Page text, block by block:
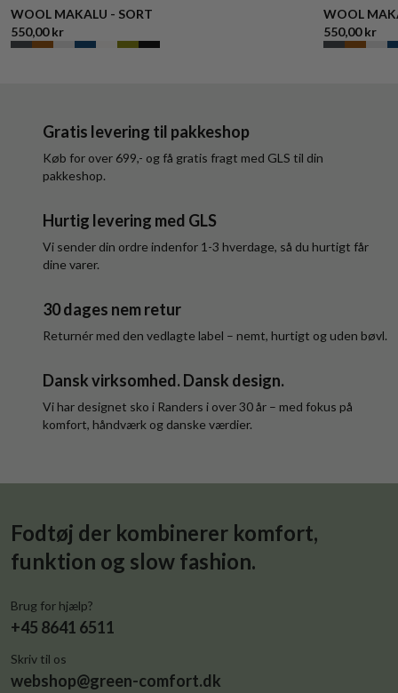
WOOL MAKALU - SORT
550,00 kr
WOOL
550,00 kr
Gratis levering til pakkeshop
Køb for over 699,- og få gratis fragt med GLS til din
pakkeshop.
Hurtig levering med GLS
Vi sender din ordre indenfor 1-3 hverdage, så du hurtigt får
dine varer.
30 dages nem retur
Returnér med den vedlagte label – nemt, hurtigt og uden bøvl.
Dansk virksomhed. Dansk design.
Vi har designet sko i Randers i over 30 år – med fokus på
komfort, håndværk og danske værdier.
Fodtøj der kombinerer komfort,
funktion og slow fashion.
Brug for hjælp?
+45 8641 6511
Skriv til os
webshop@green-comfort.dk